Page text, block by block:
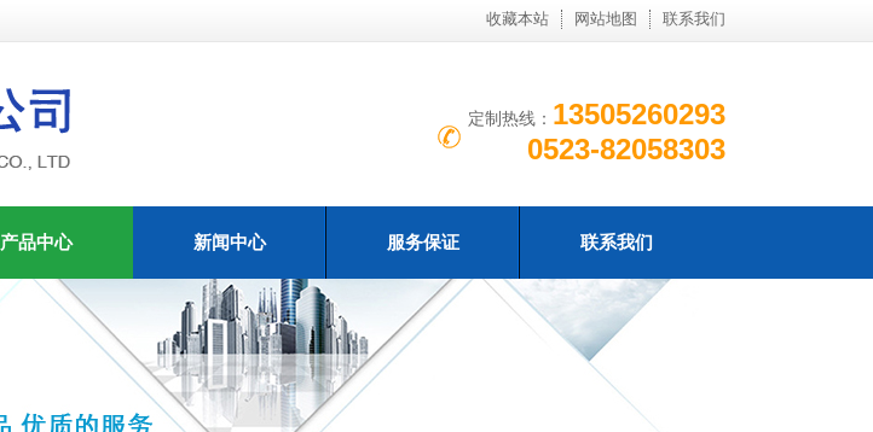
收藏本站 网站地图 联系我们
定制热线： 13505260293
0523-82058303
产品中心 新闻中心 服务保证 联系我们